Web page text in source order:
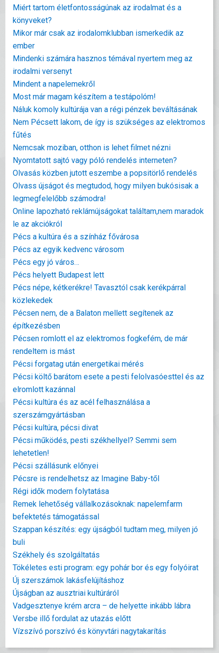
Miért tartom életfontosságúnak az irodalmat és a
könyveket?
Mikor már csak az irodalomklubban ismerkedik az
ember
Mindenki számára hasznos témával nyertem meg az
irodalmi versenyt
Mindent a napelemekről
Most már magam készítem a testápolóm!
Náluk komoly kultúrája van a régi pénzek beváltásának
Nem Pécsett lakom, de így is szükséges az elektromos
fűtés
Nemcsak moziban, otthon is lehet filmet nézni
Nyomtatott sajtó vagy póló rendelés interneten?
Olvasás közben jutott eszembe a popsitörlő rendelés
Olvass újságot és megtudod, hogy milyen bukósisak a
legmegfelelőbb számodra!
Online lapozható reklámújságokat találtam,nem maradok
le az akciókról
Pécs a kultúra és a színház fővárosa
Pécs az egyik kedvenc városom
Pécs egy jó város…
Pécs helyett Budapest lett
Pécs népe, kétkerékre! Tavasztól csak kerékpárral
közlekedek
Pécsen nem, de a Balaton mellett segítenek az
építkezésben
Pécsen romlott el az elektromos fogkefém, de már
rendeltem is mást
Pécsi forgatag után energetikai mérés
Pécsi költő barátom esete a pesti felolvasóesttel és az
elromlott kazánnal
Pécsi kultúra és az acél felhasználása a
szerszámgyártásban
Pécsi kultúra, pécsi divat
Pécsi működés, pesti székhellyel? Semmi sem
lehetetlen!
Pécsi szállásunk előnyei
Pécsre is rendelhetsz az Imagine Baby-től
Régi idők modern folytatása
Remek lehetőség vállalkozásoknak: napelemfarm
befektetés támogatással
Szappan készítés: egy újságból tudtam meg, milyen jó
buli
Székhely és szolgáltatás
Tökéletes esti program: egy pohár bor és egy folyóirat
Új szerszámok lakásfelújításhoz
Újságban az ausztriai kultúráról
Vadgesztenye krém arcra – de helyette inkább lábra
Versbe illő fordulat az utazás előtt
Vízszívó porszívó és könyvtári nagytakarítás